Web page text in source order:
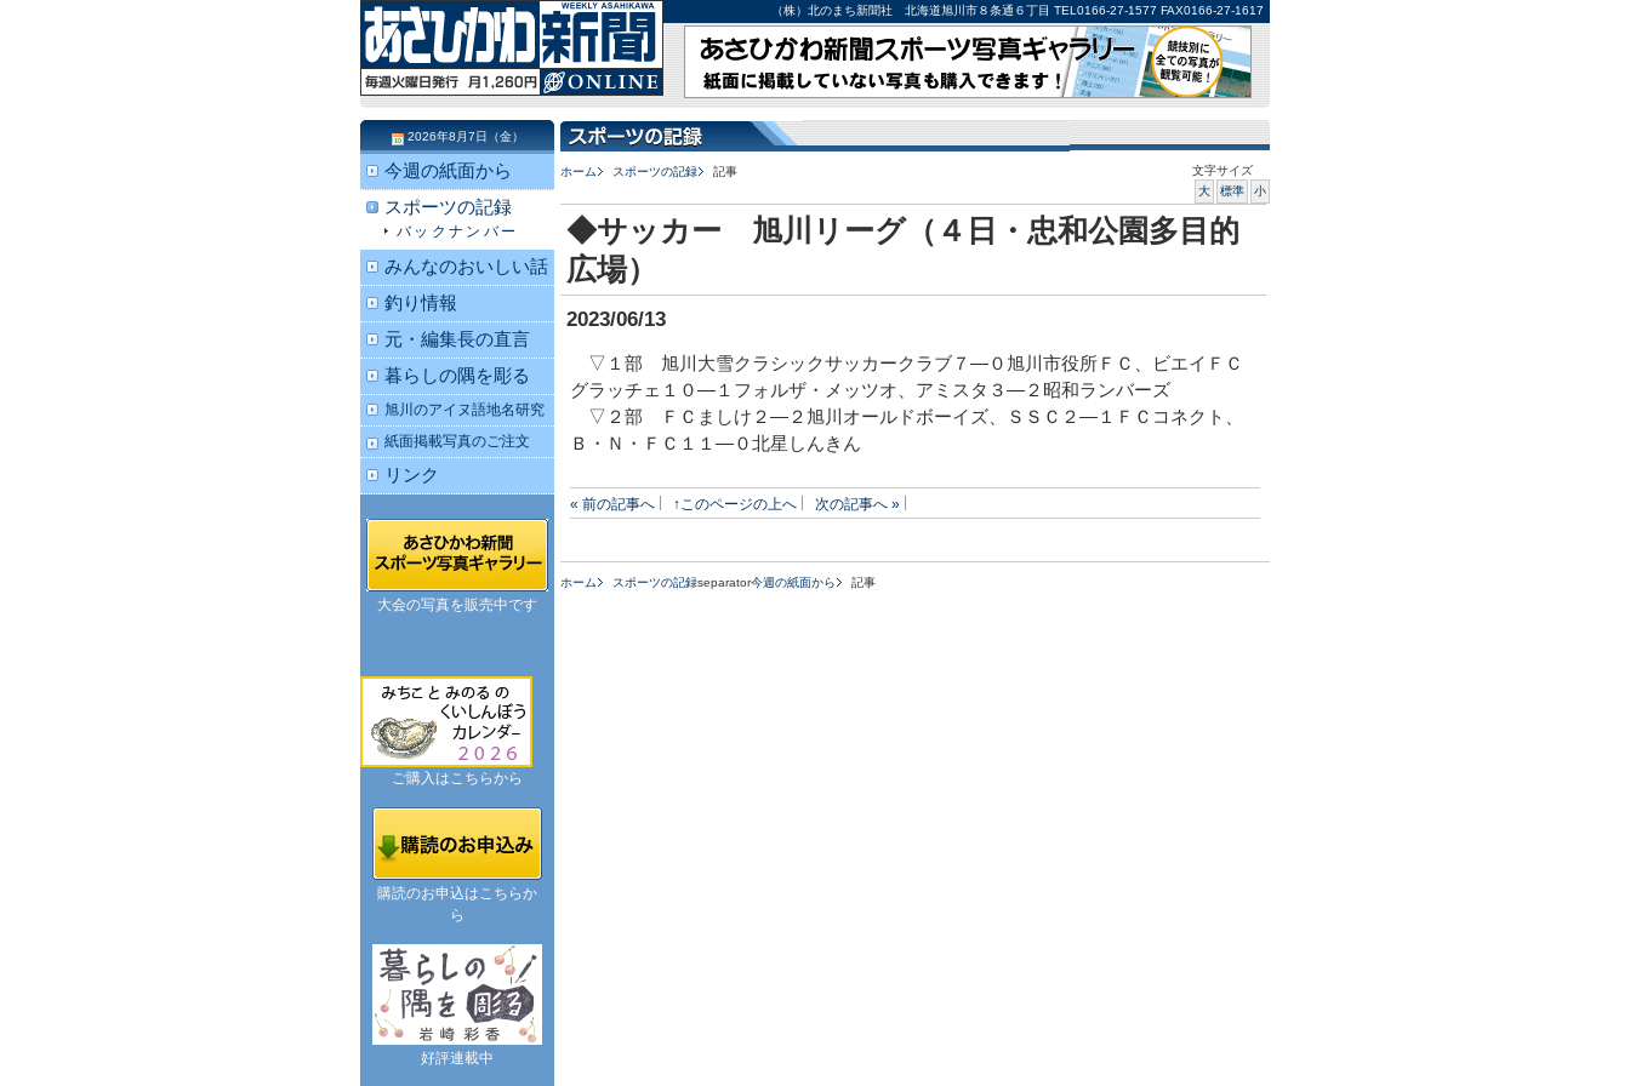
（株）北のまち新聞社 北海道旭川市８条通６丁目 TEL0166-27-1577 FAX0166-27-1617
ホーム スポーツの記録 記事
文字サイズ
大
標準 小
◆サッカー 旭川リーグ（４日・忠和公園多目的
広場）
2023/06/13
▽１部 旭川大雪クラシックサッカークラブ７―０旭川市役所ＦＣ、ビエイＦＣ
グラッチェ１０―１フォルザ・メッツオ、アミスタ３―２昭和ランバーズ
▽２部 ＦＣましけ２―２旭川オールドボーイズ、ＳＳＣ２―１ＦＣコネクト、
Ｂ・Ｎ・ＦＣ１１―０北星しんきん
« 前の記事へ ↑このページの上へ 次の記事へ »
ホーム スポーツの記録separator今週の紙面から 記事
2026年8月7日（金）
今週の紙面から
スポーツの記録
バックナンバー
みんなのおいしい話
釣り情報
元・編集長の直言
暮らしの隅を彫る
旭川のアイヌ語地名研究
紙面掲載写真のご注文
リンク
大会の写真を販売中です
ご購入はこちらから
購読のお申込はこちらか
ら
好評連載中